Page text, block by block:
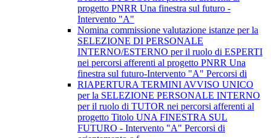
progetto PNRR Una finestra sul futuro -
Intervento "A"
Nomina commissione valutazione istanze per la
SELEZIONE DI PERSONALE
INTERNO/ESTERNO per il ruolo di ESPERTI
nei percorsi afferenti al progetto PNRR Una
finestra sul futuro-Intervento "A" Percorsi di
RIAPERTURA TERMINI AVVISO UNICO
per la SELEZIONE PERSONALE INTERNO
per il ruolo di TUTOR nei percorsi afferenti al
progetto Titolo UNA FINESTRA SUL
FUTURO - Intervento "A" Percorsi di